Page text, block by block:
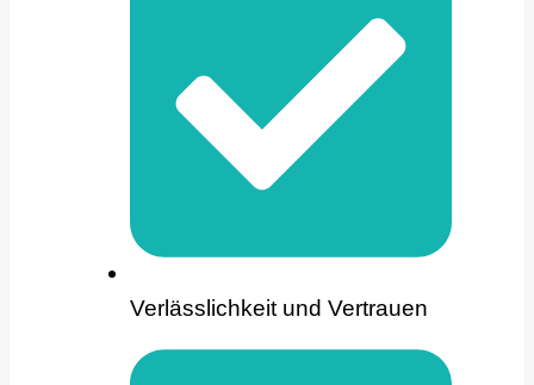
Verlässlichkeit und Vertrauen